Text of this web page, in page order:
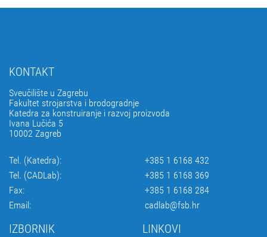
KONTAKT
Sveučilište u Zagrebu
Fakultet strojarstva i brodogradnje
Katedra za konstruiranje i razvoj proizvoda
Ivana Lučića 5
10002 Zagreb
Tel. (Katedra):
+385 1 6168 432
Tel. (CADLab):
+385 1 6168 369
Fax:
+385 1 6168 284
Email:
cadlab@fsb.hr
IZBORNIK LINKOVI